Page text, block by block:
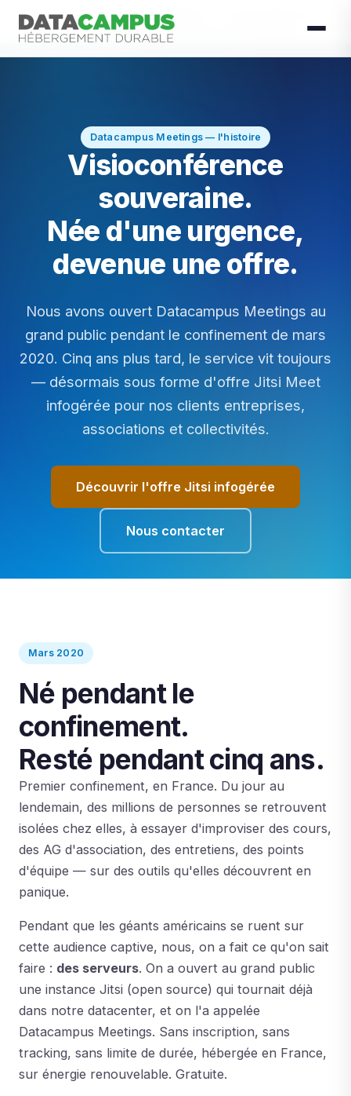
Accueil Services
Datacampus Meetings — La visioconférence
souveraine, désormais en offre infogérée
Datacampus Meetings — l'histoire
Visioconférence
souveraine.
Née d'une urgence,
devenue une offre.
Nous avons ouvert Datacampus Meetings au
grand public pendant le confinement de mars
2020. Cinq ans plus tard, le service vit toujours
— désormais sous forme d'offre Jitsi Meet
infogérée pour nos clients entreprises,
associations et collectivités.
Découvrir l'offre Jitsi infogérée
Nous contacter
Mars 2020
Né pendant le
confinement.
Resté pendant cinq ans.
Premier confinement, en France. Du jour au
lendemain, des millions de personnes se retrouvent
isolées chez elles, à essayer d'improviser des cours,
des AG d'association, des entretiens, des points
d'équipe — sur des outils qu'elles découvrent en
panique.
Pendant que les géants américains se ruent sur
cette audience captive, nous, on a fait ce qu'on sait
faire : des serveurs. On a ouvert au grand public
une instance Jitsi (open source) qui tournait déjà
dans notre datacenter, et on l'a appelée
Datacampus Meetings. Sans inscription, sans
tracking, sans limite de durée, hébergée en France,
sur énergie renouvelable. Gratuite.